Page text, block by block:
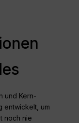
und Kern-
entwickelt, um
noch nie